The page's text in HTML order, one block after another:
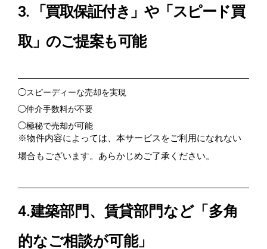
3. 「買取保証付き」や「スピード買
取」のご提案も可能
◯スピーディーな売却を実現
◯仲介手数料が不要
◯極秘で売却が可能
※物件内容によっては、本サービスをご利用になれない
場合もございます。あらかじめご了承ください。
4.建築部門、賃貸部門など「多角
的なご相談が可能」